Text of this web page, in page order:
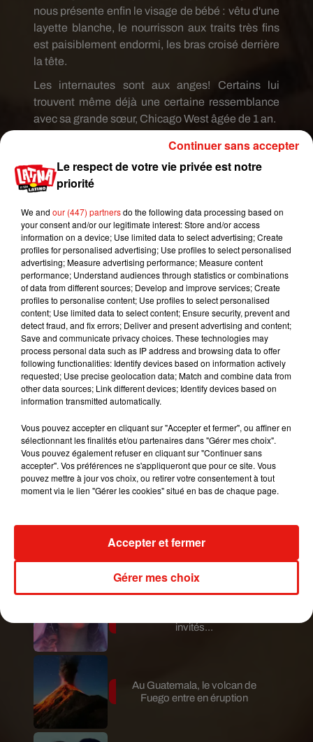
Publié : 11 juin 2019 à 15h30 par Aurélie Amcn
nous présente enfin le visage de bébé : vêtu d'une
layette blanche, le nourrisson aux traits très fins
est paisiblement endormi, les bras croisé derrière
la tête.
Les internautes sont aux anges! Certains lui
trouvent même déjà une certaine ressemblance
avec sa grande sœur, Chicago West âgée de 1 an.
Voir cette publication sur Instagram
Psalm Ye
Une publication partagée par Kim Kardashian West
Mundo Latino
Guatemala : l'éruption du volcan
de Fuego est terminée
en Argentine, et en pleine...
invités...
Au Guatemala, le volcan de
Fuego entre en éruption
Le respect de votre vie privée est notre
priorité
We and our (447) partnersdo the following data processing based on
your consent and/or our legitimate interest: Store and/or access
information on a device; Use limited data to select advertising; Create
profiles for personalised advertising; Use profiles to select personalised
advertising; Measure advertising performance; Measure content
performance; Understand audiences through statistics or combinations
of data from different sources; Develop and improve services; Create
profiles to personalise content; Use profiles to select personalised
content; Use limited data to select content; Ensure security, prevent and
detect fraud, and fix errors; Deliver and present advertising and content;
Save and communicate privacy choices. These technologies may
process personal data such as IP address and browsing data to offer
following functionalities: Identify devices based on information actively
requested; Use precise geolocation data; Match and combine data from
other data sources; Link different devices; Identify devices based on
information transmitted automatically.
Vous pouvez accepter en cliquant sur "Accepter et fermer", ou affiner en
sélectionnant les finalités et/ou partenaires dans "Gérer mes choix".
Vous pouvez également refuser en cliquant sur "Continuer sans
accepter". Vos préférences ne s'appliqueront que pour ce site. Vous
pouvez mettre à jour vos choix, ou retirer votre consentement à tout
moment via le lien "Gérer les cookies" situé en bas de chaque page.
Gérer mes choix
Accepter et fermer
Continuer sans accepter